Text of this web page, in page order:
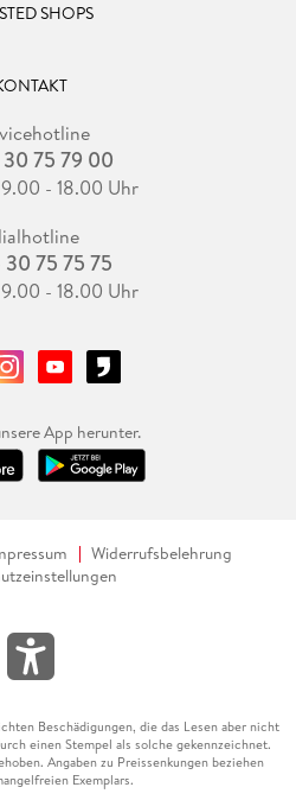
SHOPS
75 79 00
- 18.00 Uhr
75 75 75
- 18.00 Uhr
App herunter.
Widerrufsbelehrung
Beschädigungen, die das Lesen aber nicht
einen Stempel als solche gekennzeichnet.
Angaben zu Preissenkungen beziehen
Exemplars.